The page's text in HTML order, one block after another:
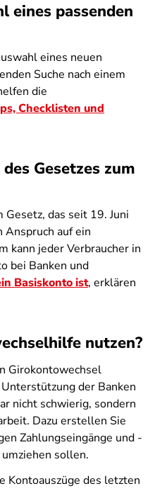
eines passenden
eines neuen
Suche nach einem
die
Checklisten und
Gesetzes zum
das seit 19. Juni
Anspruch auf ein
kann jeder Verbraucher in
bei Banken und
Basiskonto ist, erklären
nutzen?
Girokontowechsel
der Banken
nicht schwierig, sondern
Dazu erstellen Sie
Zahlungseingänge und -
sollen.
Kontoauszüge des letzten